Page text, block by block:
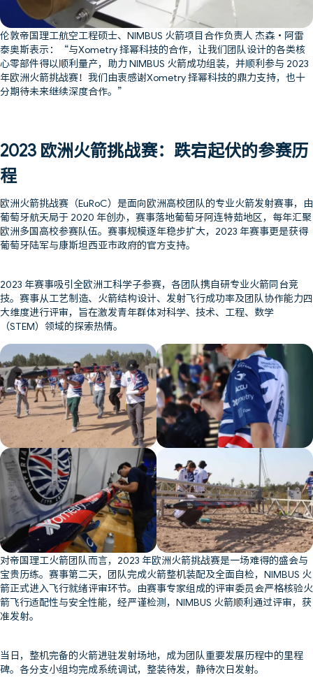
伦敦帝国理工航空工程硕士、NIMBUS 火箭项目合作负责人 杰森・阿雷
泰奥斯表示：“与Xometry 择幂科技的合作，让我们团队设计的各类核
心零部件得以顺利量产，助力 NIMBUS 火箭成功组装，并顺利参与 2023
年欧洲火箭挑战赛！我们由衷感谢Xometry 择幂科技的鼎力支持，也十
分期待未来继续深度合作。”
2023 欧洲火箭挑战赛：跌宕起伏的参赛历
程
欧洲火箭挑战赛（EuRoC）是面向欧洲高校团队的专业火箭发射赛事，由
葡萄牙航天局于 2020 年创办，赛事落地葡萄牙阿连特茹地区，每年汇聚
欧洲多国高校参赛队伍。赛事规模逐年稳步扩大，2023 年赛事更是获得
葡萄牙陆军与康斯坦西亚市政府的官方支持。
2023 年赛事吸引全欧洲工科学子参赛，各团队携自研专业火箭同台竞
技。赛事从工艺制造、火箭结构设计、发射飞行成功率及团队协作能力四
大维度进行评审，旨在激发青年群体对科学、技术、工程、数学
（STEM）领域的探索热情。
对帝国理工火箭团队而言，2023 年欧洲火箭挑战赛是一场难得的盛会与
宝贵历练。赛事第二天，团队完成火箭整机装配及全面自检，NIMBUS 火
箭正式进入飞行就绪评审环节。由赛事专家组成的评审委员会严格核验火
箭飞行适配性与安全性能，经严谨检测，NIMBUS 火箭顺利通过评审，获
准发射。
当日，整机完备的火箭进驻发射场地，成为团队重要发展历程中的里程
碑。各分支小组均完成系统调试，整装待发，静待次日发射。